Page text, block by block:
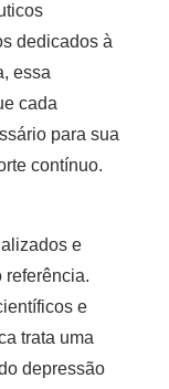
dedicados à
essa
cada
para sua
contínuo.
e
referência.
e
trata uma
depressão